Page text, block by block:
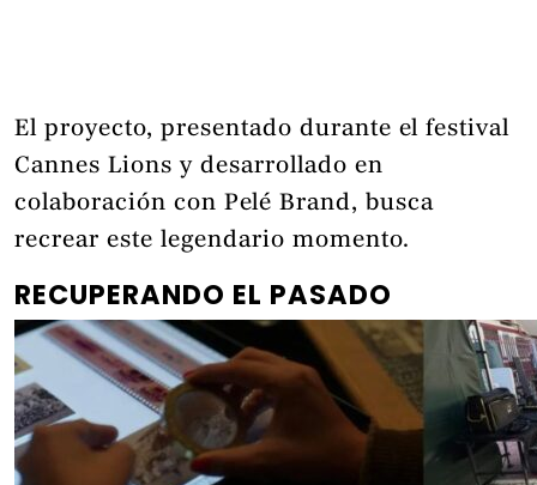
El proyecto, presentado durante el festival
Cannes Lions y desarrollado en
colaboración con Pelé Brand, busca
recrear este legendario momento.
RECUPERANDO EL PASADO